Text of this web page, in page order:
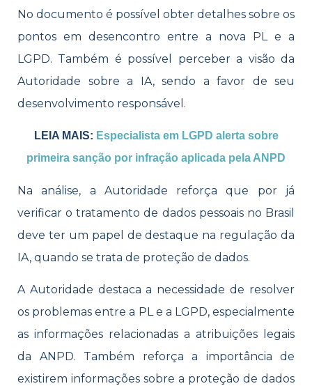
No documento é possível obter detalhes sobre os
pontos em desencontro entre a nova PL e a
LGPD. Também é possível perceber a visão da
Autoridade sobre a IA, sendo a favor de seu
desenvolvimento responsável.
LEIA MAIS: Especialista em LGPD alerta sobre
primeira sanção por infração aplicada pela ANPD
Na análise, a Autoridade reforça que por já
verificar o tratamento de dados pessoais no Brasil
deve ter um papel de destaque na regulação da
IA, quando se trata de proteção de dados.
A Autoridade destaca a necessidade de resolver
os problemas entre a PL e a LGPD, especialmente
as informações relacionadas a atribuições legais
da ANPD. Também reforça a importância de
existirem informações sobre a proteção de dados